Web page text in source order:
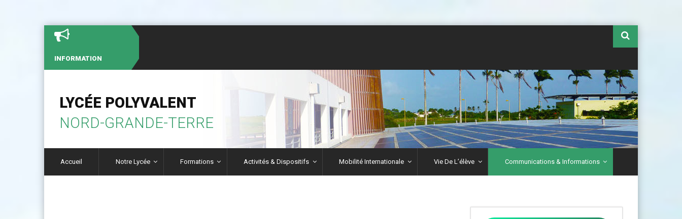
INFORMATION
LYCÉE POLYVALENT
NORD-GRANDE-TERRE
Accueil Notre Lycée Formations Activités & Dispositifs Mobilité Internationale Vie De L’élève Communications & Informations